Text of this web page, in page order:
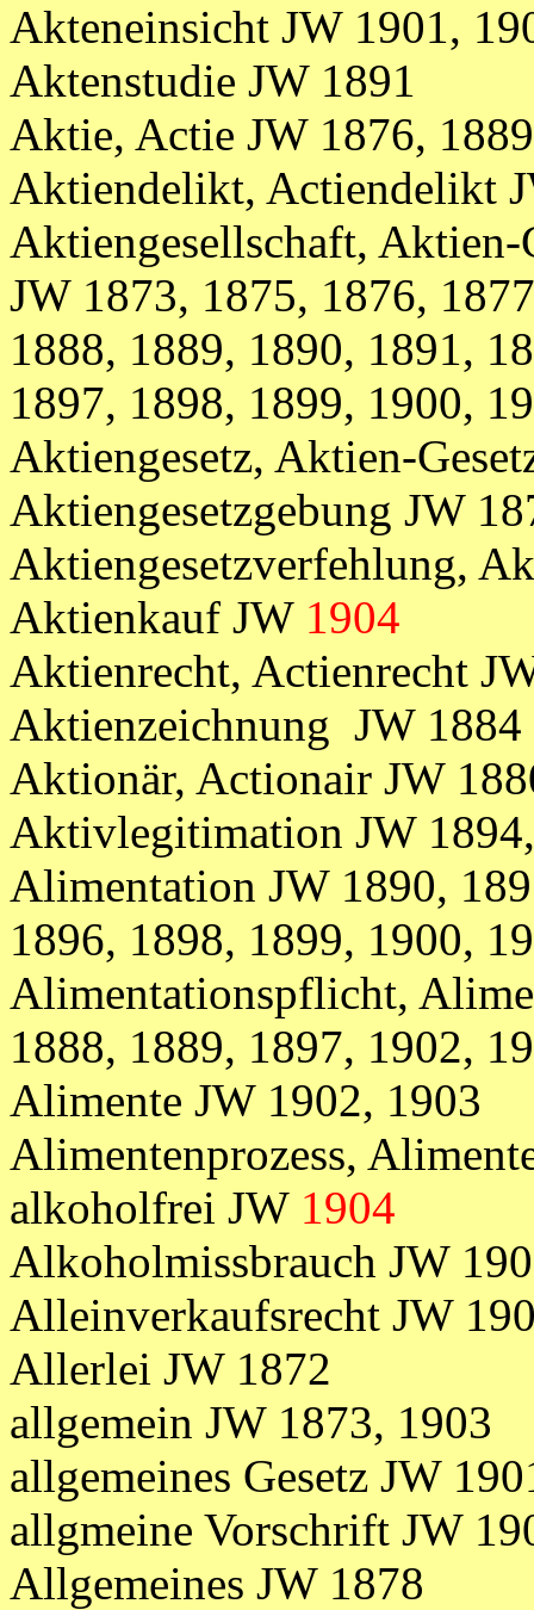
Akteneinsicht JW 1901,
Aktenstudie JW 1891
Aktie, Actie JW 1876,
Aktiendelikt, Actiendelikt
Aktiengesellschaft, Aktien-
JW 1873, 1875, 1876,
1888, 1889, 1890, 1891,
1897, 1898, 1899, 1900,
Aktiengesetz, Aktien-
Aktiengesetzgebung JW
Aktiengesetzverfehlung,
Aktienkauf JW 1904
Aktienrecht, Actienrecht
Aktienzeichnung JW 1884
Aktionär, Actionair JW
Aktivlegitimation JW
Alimentation JW 1890,
1896, 1898, 1899, 1900,
Alimentationspflicht,
1888, 1889, 1897, 1902,
Alimente JW 1902, 1903
Alimentenprozess,
alkoholfrei JW 1904
Alkoholmissbrauch JW
Alleinverkaufsrecht JW
Allerlei JW 1872
allgemein JW 1873, 1903
allgemeines Gesetz JW
allgmeine Vorschrift JW
Allgemeines JW 1878